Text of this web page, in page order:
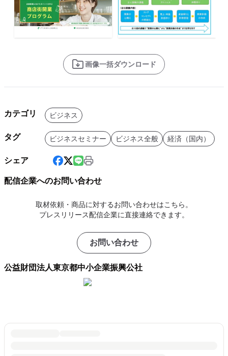
画像一括ダウンロード
カテゴリ ビジネス
タグ ビジネスセミナー ビジネス全般 経済（国内）
シェア
配信企業へのお問い合わせ
取材依頼・商品に対するお問い合わせはこちら。
プレスリリース配信企業に直接連絡できます。
お問い合わせ
公益財団法人東京都中小企業振興公社